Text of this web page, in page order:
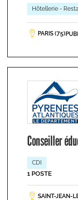
Hôtellerie -
PARIS (75)
Conseiller
CDI
1 POSTE
SAINT-JEAN-